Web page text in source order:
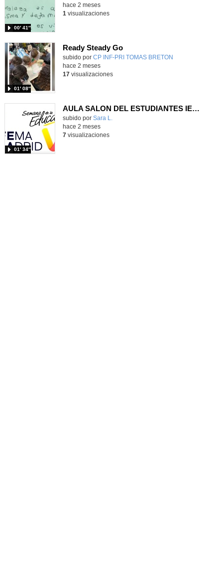
00′ 41″
hace 2 meses
1 visualizaciones
Ready Steady Go
Contenido educativo.
subido por CP INF-PRI TOMAS BRETON
01′ 08″
hace 2 meses
17visualizaciones
AULA SALON DEL ESTUDIANTES IES VALLECAS I BACHILLERATO ARTES
Contenido educativo.
subido por Sara L.
01′ 34″
hace 2 meses
7visualizaciones